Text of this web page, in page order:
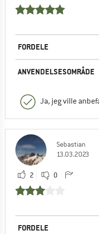
FORDELE
ANVENDELSESOMRÅDE
Ja, jeg ville
Sebastian
13.03.2023
2 0
FORDELE